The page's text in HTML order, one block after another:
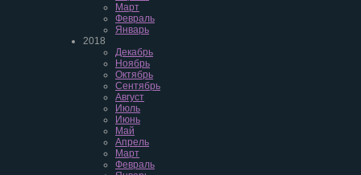
Март
Февраль
Январь
2018
Декабрь
Ноябрь
Октябрь
Сентябрь
Август
Июль
Июнь
Май
Апрель
Март
Февраль